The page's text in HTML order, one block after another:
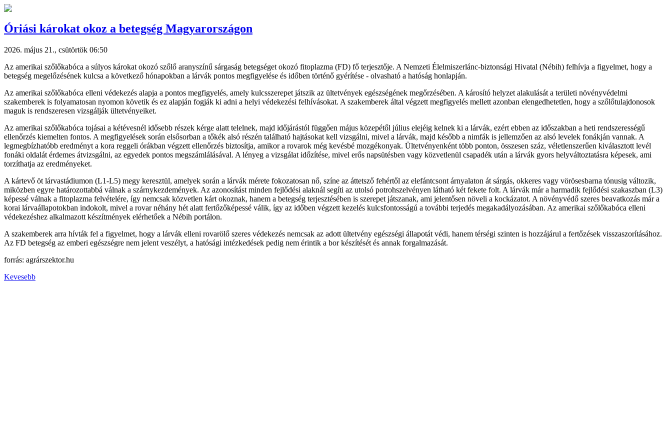
Óriási károkat okoz a betegség Magyarországon
2026. május 21., csütörtök 06:50
Az amerikai szőlőkabóca a súlyos károkat okozó szőlő aranyszínű sárgaság betegséget okozó fitoplazma (FD) fő terjesztője. A Nemzeti Élelmiszerlánc-biztonsági Hivatal (Nébih) felhívja a figyelmet, hogy a
betegség megelőzésének kulcsa a következő hónapokban a lárvák pontos megfigyelése és időben történő gyérítése - olvasható a hatóság honlapján.
Az amerikai szőlőkabóca elleni védekezés alapja a pontos megfigyelés, amely kulcsszerepet játszik az ültetvények egészségének megőrzésében. A károsító helyzet alakulását a területi növényvédelmi
szakemberek is folyamatosan nyomon követik és ez alapján fogják ki adni a helyi védekezési felhívásokat. A szakemberek által végzett megfigyelés mellett azonban elengedhetetlen, hogy a szőlőtulajdonosok
maguk is rendszeresen vizsgálják ültetvényeiket.
Az amerikai szőlőkabóca tojásai a kétévesnél idősebb részek kérge alatt telelnek, majd időjárástól függően május közepétől július elejéig kelnek ki a lárvák, ezért ebben az időszakban a heti rendszerességű
ellenőrzés kiemelten fontos. A megfigyelések során elsősorban a tőkék alsó részén található hajtásokat kell vizsgálni, mivel a lárvák, majd később a nimfák is jellemzően az alsó levelek fonákján vannak. A
legmegbízhatóbb eredményt a kora reggeli órákban végzett ellenőrzés biztosítja, amikor a rovarok még kevésbé mozgékonyak. Ültetvényenként több ponton, összesen száz, véletlenszerűen kiválasztott levél
fonáki oldalát érdemes átvizsgálni, az egyedek pontos megszámlálásával. A lényeg a vizsgálat időzítése, mivel erős napsütésben vagy közvetlenül csapadék után a lárvák gyors helyváltoztatásra képesek, ami
torzíthatja az eredményeket.
A kártevő öt lárvastádiumon (L1-L5) megy keresztül, amelyek során a lárvák mérete fokozatosan nő, színe az áttetsző fehértől az elefántcsont árnyalaton át sárgás, okkeres vagy vörösesbarna tónusig változik,
miközben egyre határozottabbá válnak a szárnykezdemények. Az azonosítást minden fejlődési alaknál segíti az utolsó potrohszelvényen látható két fekete folt. A lárvák már a harmadik fejlődési szakaszban (L3)
képessé válnak a fitoplazma felvételére, így nemcsak közvetlen kárt okoznak, hanem a betegség terjesztésében is szerepet játszanak, ami jelentősen növeli a kockázatot. A növényvédő szeres beavatkozás már a
korai lárvaállapotokban indokolt, mivel a rovar néhány hét alatt fertőzőképessé válik, így az időben végzett kezelés kulcsfontosságú a további terjedés megakadályozásában. Az amerikai szőlőkabóca elleni
védekezéshez alkalmazott készítmények elérhetőek a Nébih portálon.
A szakemberek arra hívták fel a figyelmet, hogy a lárvák elleni rovarölő szeres védekezés nemcsak az adott ültetvény egészségi állapotát védi, hanem térségi szinten is hozzájárul a fertőzések visszaszorításához.
Az FD betegség az emberi egészségre nem jelent veszélyt, a hatósági intézkedések pedig nem érintik a bor készítését és annak forgalmazását.
forrás: agrárszektor.hu
Kevesebb